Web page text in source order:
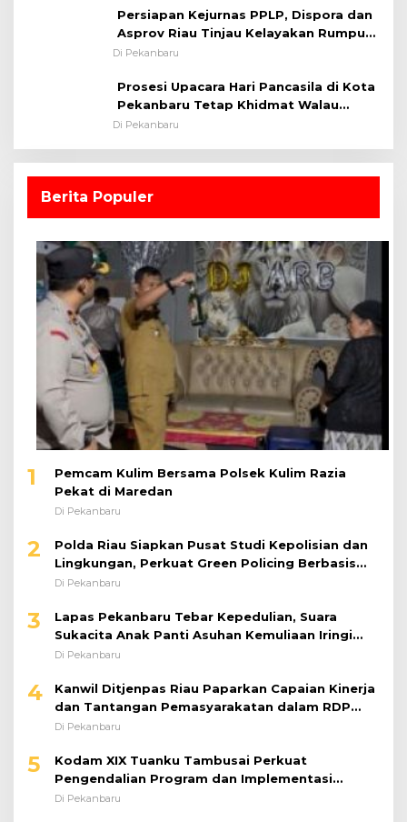
Persiapan Kejurnas PPLP, Dispora dan
Asprov Riau Tinjau Kelayakan Rumput
Lapangan Sepakbola
Di Pekanbaru
Prosesi Upacara Hari Pancasila di Kota
Pekanbaru Tetap Khidmat Walau
Dalam Ruangan
Di Pekanbaru
Berita Populer
1
Pemcam Kulim Bersama Polsek Kulim Razia
Pekat di Maredan
Di Pekanbaru
2
Polda Riau Siapkan Pusat Studi Kepolisian dan
Lingkungan, Perkuat Green Policing Berbasis
Riset
Di Pekanbaru
3
Lapas Pekanbaru Tebar Kepedulian, Suara
Sukacita Anak Panti Asuhan Kemuliaan Iringi
Bantuan Sosial
Di Pekanbaru
4
Kanwil Ditjenpas Riau Paparkan Capaian Kinerja
dan Tantangan Pemasyarakatan dalam RDP
Bersama Komisi XIII DPR RI
Di Pekanbaru
5
Kodam XIX Tuanku Tambusai Perkuat
Pengendalian Program dan Implementasi
Doktrin TNI AD
Di Pekanbaru